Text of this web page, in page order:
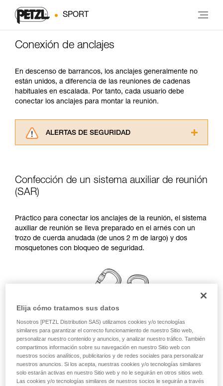
SPORT
Conexión de anclajes
En descenso de barrancos, los anclajes generalmente no
están unidos, a diferencia de las reuniones de cadenas
habituales en escalada. Por tanto, cada usuario debe
conectar los anclajes para montar la reunión.
ALERTAS DE SEGURIDAD
información de la ficha técnica para poder
través de un profesional su capacidad para
ejecutar estas técnicas, solo y con total
seguridad, antes de ejecutarlas de forma
autónoma.
su actividad. Pueden existir otras que no
describimos aquí.
Confección de un sistema auxiliar de reunión
(SAR)
Práctico para conectar los anclajes de la reunión, el sistema
auxiliar de reunión se lleva preparado en el arnés con un
trozo de cuerda anudada (de unos 2 m de largo) y dos
mosquetones con bloqueo de seguridad.
Elija cómo tratamos sus datos
Nosotros [PETZL Distribution SAS) utilizamos cookies y/o tecnologías
similares para garantizar el correcto funcionamiento de nuestro Sitio web,
personalizar nuestro contenido y anuncios, y analizar nuestro tráfico. También
compartimos información sobre su navegación en nuestro Sitio web con
nuestros socios analíticos, publicitarios y de redes sociales para personalizar
nuestros anuncios. Si los acepta, nuestras cookies y/o tecnologías similares
solo estarán activas en nuestro Sitio web y no le seguirán en otros sitios web.
Las cookies y/o tecnologías similares de nuestros socios le seguirán a través